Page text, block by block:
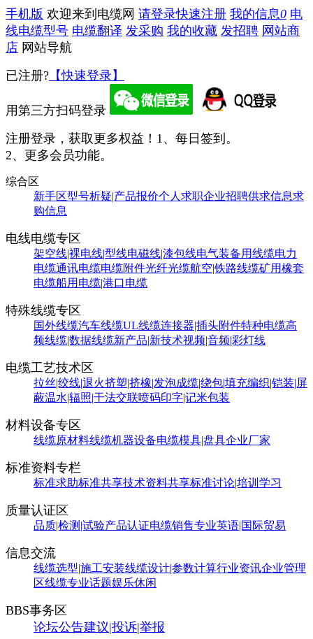
手机版 欢迎来到电缆网 请登录快速注册 我的信息0 电
线电缆型号 电缆翻译 发采购 我的收藏 发招聘 网站商
店 网站导航
已注册? 【快速登录】
用第三方扫码登录
注册登录，获取更多权益！ 1、每日签到。
2、更多会员功能。
综合区
新手区型号析疑|产品报价个人求职企业招聘供求信息求
购信息
电线电缆专区
架空线|裸电线|型线电磁线|漆包线电气装备用线缆电力
电缆通讯电缆电缆附件光纤光缆航空|铁路线缆矿用橡套
电缆船用电缆|港口电缆
特殊线缆专区
国外线缆汽车线缆UL线缆连接器|插头附件特种电缆高
频线缆|数据线缆新产品|新技术视频|音频|彩灯线
电缆工艺技术区
拉丝|绞线|退火挤塑|挤橡|发泡成缆|绕包|填充编织|铠装|屏
蔽温水|辐照|干法交联喷码印字|记米包装
材料设备专区
线缆原材料线缆机器设备电缆模具|盘具企业厂家
标准资料专栏
标准求助标准共享技术资料共享标准讨论|培训学习
质量认证区
品质|检测|试验产品认证电缆销售专业英语|国际贸易
信息交流
线缆选型|施工安装线缆设计|参数计算行业资讯企业管理
区线缆专业话题娱乐休闲
BBS事务区
论坛公告建议|投诉|举报